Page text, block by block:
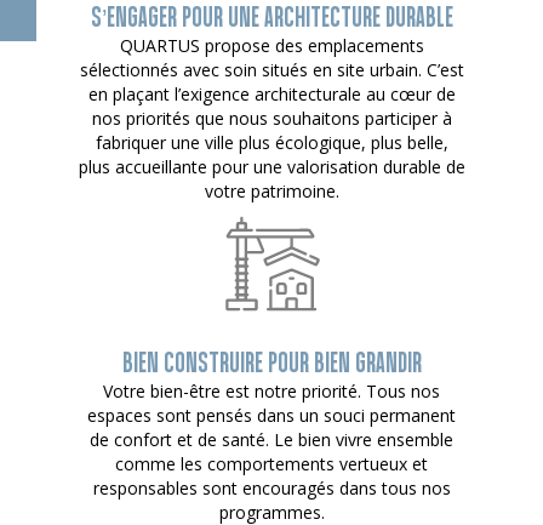
S’ENGAGER POUR UNE ARCHITECTURE DURABLE
QUARTUS propose des emplacements
sélectionnés avec soin situés en site urbain. C’est
en plaçant l’exigence architecturale au cœur de
nos priorités que nous souhaitons participer à
fabriquer une ville plus écologique, plus belle,
plus accueillante pour une valorisation durable de
votre patrimoine.
BIEN CONSTRUIRE POUR BIEN GRANDIR
Votre bien-être est notre priorité. Tous nos
espaces sont pensés dans un souci permanent
de confort et de santé. Le bien vivre ensemble
comme les comportements vertueux et
responsables sont encouragés dans tous nos
programmes.